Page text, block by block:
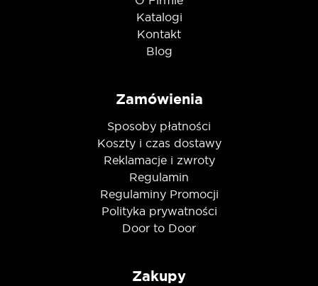
Katalogi
Kontakt
Blog
Zamówienia
Sposoby płatności
Koszty i czas dostawy
Reklamacje i zwroty
Regulamin
Regulaminy Promocji
Polityka prywatności
Door to Door
Zakupy